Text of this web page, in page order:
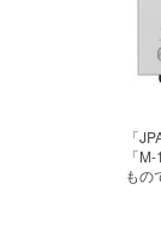
「
「
もの